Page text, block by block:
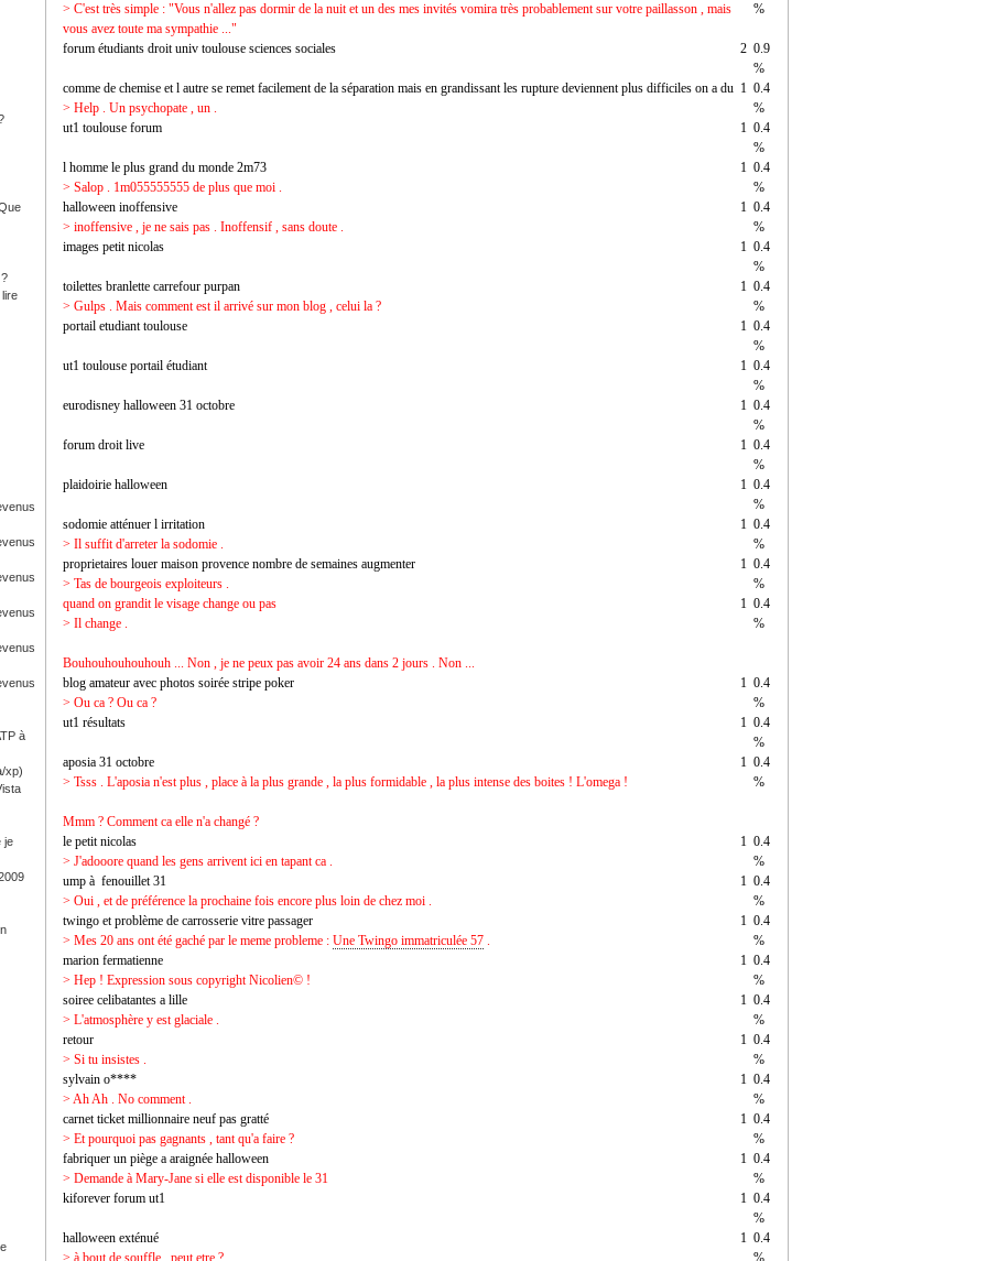
à
xp)
je
> C'est très simple : "Vous n'allez pas dormir de la nuit et un des mes invités vomira très probablement sur votre paillasson , mais
vous avez toute ma sympathie ..."
%
forum étudiants droit univ toulouse sciences sociales 2 0.9
%
comme de chemise et l autre se remet facilement de la séparation mais en grandissant les rupture deviennent plus difficiles on a du
> Help . Un psychopate , un .
1 0.4
%
ut1 toulouse forum
1 0.4
%
l homme le plus grand du monde 2m73
> Salop . 1m055555555 de plus que moi .
1 0.4
%
halloween inoffensive
> inoffensive , je ne sais pas . Inoffensif , sans doute .
1 0.4
%
images petit nicolas
1 0.4
%
toilettes branlette carrefour purpan
> Gulps . Mais comment est il arrivé sur mon blog , celui la ?
1 0.4
%
portail etudiant toulouse
1 0.4
%
ut1 toulouse portail étudiant
1 0.4
%
eurodisney halloween 31 octobre
1 0.4
%
forum droit live
1 0.4
%
plaidoirie halloween
1 0.4
%
sodomie atténuer l irritation
> Il suffit d'arreter la sodomie .
1 0.4
%
proprietaires louer maison provence nombre de semaines augmenter
> Tas de bourgeois exploiteurs .
1 0.4
%
quand on grandit le visage change ou pas
> Il change .
Bouhouhouhouhouh ... Non , je ne peux pas avoir 24 ans dans 2 jours . Non ...
1 0.4
%
blog amateur avec photos soirée stripe poker
> Ou ca ? Ou ca ?
1 0.4
%
ut1 résultats
1 0.4
%
aposia 31 octobre
> Tsss . L'aposia n'est plus , place à la plus grande , la plus formidable , la plus intense des boites ! L'omega !
Mmm ? Comment ca elle n'a changé ?
1 0.4
%
le petit nicolas
> J'adooore quand les gens arrivent ici en tapant ca .
1 0.4
%
ump à fenouillet 31
> Oui , et de préférence la prochaine fois encore plus loin de chez moi .
1 0.4
%
twingo et problème de carrosserie vitre passager
> Mes 20 ans ont été gaché par le meme probleme : Une Twingo immatriculée 57 .
1 0.4
%
marion fermatienne
> Hep ! Expression sous copyright Nicolien© !
1 0.4
%
soiree celibatantes a lille
> L'atmosphère y est glaciale .
1 0.4
%
retour
> Si tu insistes .
1 0.4
%
sylvain o****
> Ah Ah . No comment .
1 0.4
%
carnet ticket millionnaire neuf pas gratté
> Et pourquoi pas gagnants , tant qu'a faire ?
1 0.4
%
fabriquer un piège a araignée halloween
> Demande à Mary-Jane si elle est disponible le 31
1 0.4
%
kiforever forum ut1
1 0.4
%
halloween exténué
> à bout de souffle , peut etre ?
1 0.4
%